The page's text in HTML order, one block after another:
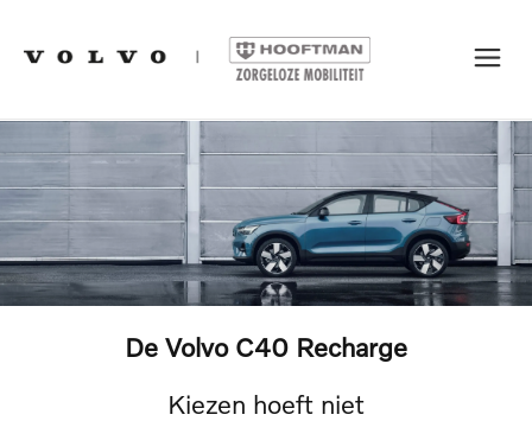
De Volvo C40 Recharge
Kiezen hoeft niet